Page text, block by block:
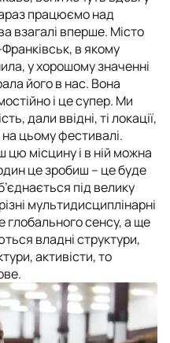
працюємо над
взагалі вперше. Місто
в якому
у хорошому значенні
його в нас. Вона
і це супер. Ми
дали ввідні, ті локації,
цьому фестивалі.
місцину і в ній можна
це зробиш – це буде
під велику
мультидисциплінарні
сенсу, а ще
владні структури,
активісти, то